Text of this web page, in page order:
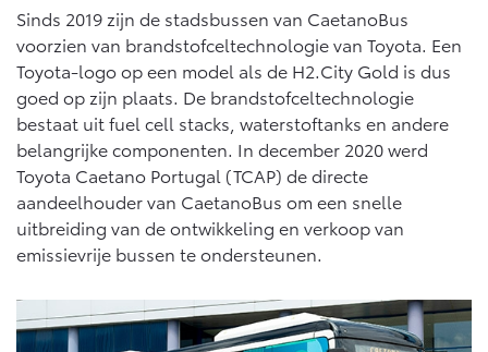
Vanaf € 37.995,- Vanaf € 49.995,-
bZ4X
BATTERIJ-ELEKTRISCH
bZ4X Touring
BATTERIJ-ELEKTRISCH
Connected
Connected Services
MyToyota login
MyToyota App
Abonnementen
Multimedia
Connected check
Navigatie updates
Sinds 2019 zijn de stadsbussen van CaetanoBus
voorzien van brandstofceltechnologie van Toyota. Een
Toyota-logo op een model als de H2.City Gold is dus
goed op zijn plaats. De brandstofceltechnologie
bestaat uit fuel cell stacks, waterstoftanks en andere
belangrijke componenten. In december 2020 werd
Toyota Caetano Portugal (TCAP) de directe
aandeelhouder van CaetanoBus om een snelle
uitbreiding van de ontwikkeling en verkoop van
emissievrije bussen te ondersteunen.